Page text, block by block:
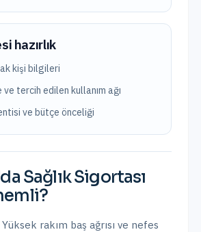
hazırlık
kişi bilgileri
tercih edilen kullanım ağı
ve bütçe önceliği
Sağlık Sigortası
Yüksek rakım baş ağrısı ve nefes